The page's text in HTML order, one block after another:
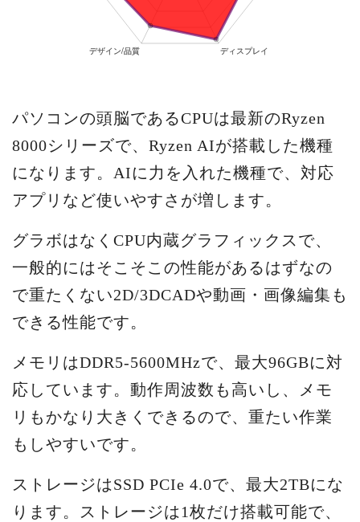
パソコンの頭脳であるCPUは最新のRyzen
8000シリーズで、Ryzen AIが搭載した機種
になります。AIに力を入れた機種で、対応
アプリなど使いやすさが増します。
グラボはなくCPU内蔵グラフィックスで、
一般的にはそこそこの性能があるはずなの
で重たくない2D/3DCADや動画・画像編集も
できる性能です。
メモリはDDR5-5600MHzで、最大96GBに対
応しています。動作周波数も高いし、メモ
リもかなり大きくできるので、重たい作業
もしやすいです。
ストレージはSSD PCIe 4.0で、最大2TBにな
ります。ストレージは1枚だけ搭載可能で、